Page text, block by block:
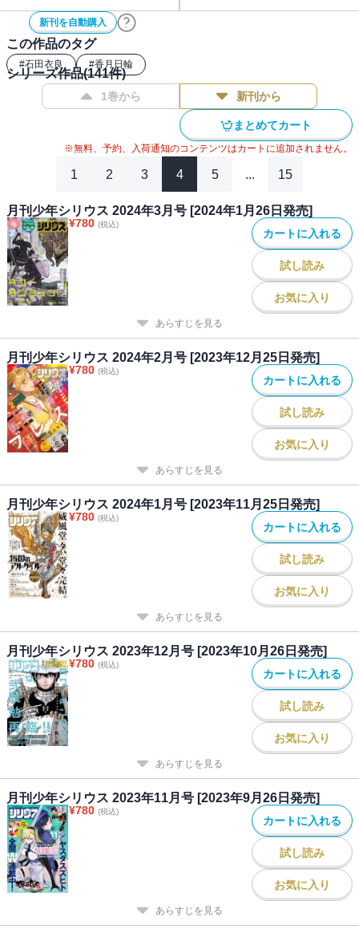
新刊を自動購入
この作品のタグ
#石田衣良 #香月日輪
シリーズ作品(141件)
1巻から 新刊から
まとめてカート
※無料、予約、入荷通知のコンテンツはカートに追加されません。
1 2 3 4 5 ... 15
月刊少年シリウス 2024年3月号 [2024年1月26日発売]
¥780 (税込)
カートに入れる
試し読み
お気に入り
あらすじを見る
月刊少年シリウス 2024年2月号 [2023年12月25日発売]
¥780 (税込)
カートに入れる
試し読み
お気に入り
あらすじを見る
月刊少年シリウス 2024年1月号 [2023年11月25日発売]
¥780 (税込)
カートに入れる
試し読み
お気に入り
あらすじを見る
月刊少年シリウス 2023年12月号 [2023年10月26日発売]
¥780 (税込)
カートに入れる
試し読み
お気に入り
あらすじを見る
月刊少年シリウス 2023年11月号 [2023年9月26日発売]
¥780 (税込)
カートに入れる
試し読み
お気に入り
あらすじを見る